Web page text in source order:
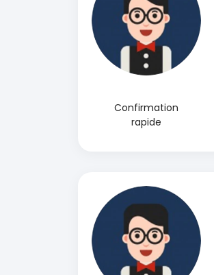
Confirmation
rapide